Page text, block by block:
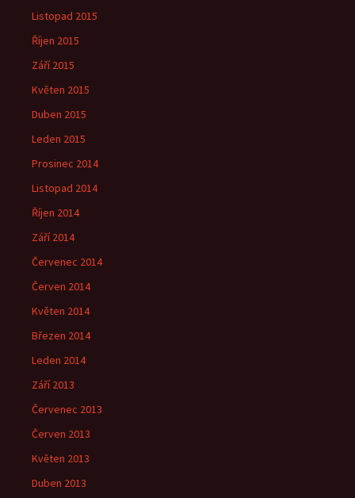
Listopad 2015
Říjen 2015
Září 2015
Květen 2015
Duben 2015
Leden 2015
Prosinec 2014
Listopad 2014
Říjen 2014
Září 2014
Červenec 2014
Červen 2014
Květen 2014
Březen 2014
Leden 2014
Září 2013
Červenec 2013
Červen 2013
Květen 2013
Duben 2013